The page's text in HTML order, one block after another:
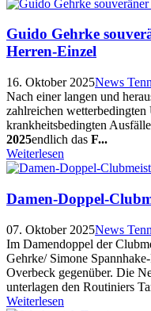
Guido Gehrke
Herren-Einzel
16. Oktober 2025News
Nach einer langen und
zahlreichen
krankheitsbedingten
2025endlich das F...
Weiterlesen
Damen-Doppel-
07. Oktober 2025News
Im Damendoppel der
Gehrke/ Simone
Overbeck gegenüber. Die
unterlagen den Routiniers
Weiterlesen